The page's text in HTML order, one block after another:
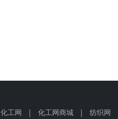
化工网 | 化工网商城 | 纺织网